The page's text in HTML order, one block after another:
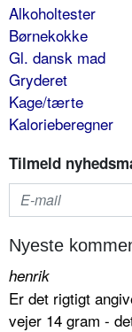
Alkoholtester
Børnekokke
Gl. dansk mad
Gryderet
Kage/tærte
Kalorieberegner
Tilmeld
Nyeste
henrik
Er det rigtigt
vejer 14 gram -